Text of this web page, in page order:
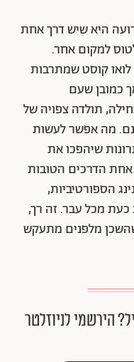
היא שיש דרך אחת
למקום אחר.
קוסט שמתרבות
כמובן שעם
תולדה צפויה של
מה אפשר לעשות
שיהפכו את
אחת הדרכים הטובות
הספורטיביות,
כעת מכל עבר. זה רך,
מלפנים מתעקש
הירשמי לניוזלטר